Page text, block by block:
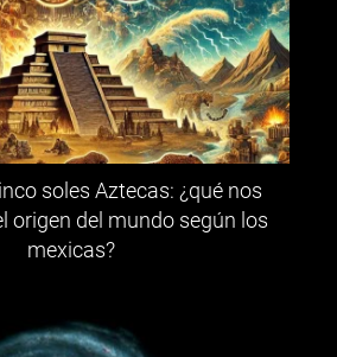
soles Aztecas: ¿qué nos
origen del mundo según los
mexicas?